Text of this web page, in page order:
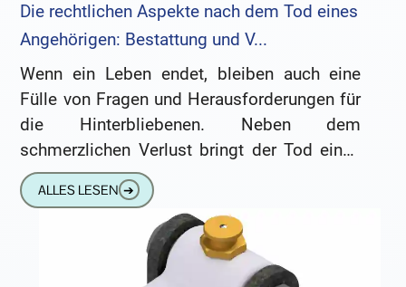
Die rechtlichen Aspekte nach dem Tod eines
Angehörigen: Bestattung und V...
Wenn ein Leben endet, bleiben auch eine
Fülle von Fragen und Herausforderungen für
die Hinterbliebenen. Neben dem
schmerzlichen Verlust bringt der Tod eines
Angehörigen auch rechtliche Aspekte mit
sich, insbesondere
ALLES LESEN ➔